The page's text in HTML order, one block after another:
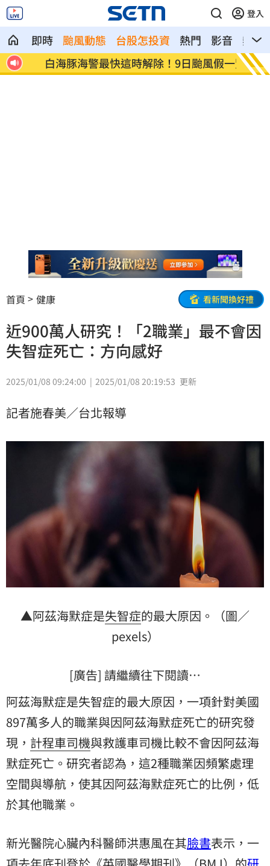
登入
即時 颱風動態 台股怎投資 熱門 影音
熱搜
白海豚海警最快這時解除！9日颱風假一覽 匯100
首頁 健康 看新聞換好禮
近900萬人研究！「2職業」最不會因
失智症死亡：方向感好
2025/01/08 09:24:00 2025/01/08 20:19:53 更新
記者施春美／台北報導
▲阿茲海默症是失智症的最大原因。（圖／
pexels）
[廣告] 請繼續往下閱讀…
阿茲海默症是失智症的最大原因，一項針對美國
897萬多人的職業與因阿茲海默症死亡的研究發
現， 計程車司機與救護車司機比較不會因阿茲海
默症死亡。研究者認為，這2種職業因頻繁處理
空間與導航，使其因阿茲海默症死亡的比例，低
於其他職業。
新光醫院心臟內科醫師洪惠風在其臉書表示，一